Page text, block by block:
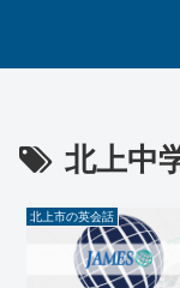
北上中
北上市の英会話